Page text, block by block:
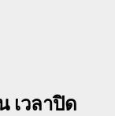
เวลาปิด